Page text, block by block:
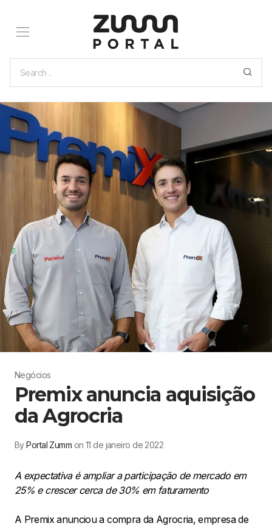
Negócios
Premix anuncia aquisição
da Agrocria
ByPortal Zumm on 11 de janeiro de 2022
A expectativa é ampliar a participação de mercado em
25% e crescer cerca de 30% em faturamento
A Premix anunciou a compra da Agrocria, empresa de